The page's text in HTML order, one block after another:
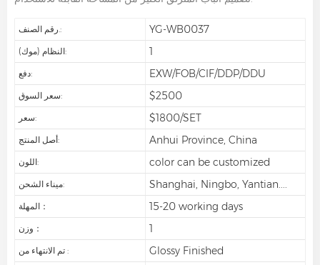
رقم الصنف.: YG-WB0037
النظام (موك): 1
دفع: EXW/FOB/CIF/DDP/DDU
سعر السوق: $2500
سعر: $1800/SET
أصل المنتج: Anhui Province, China
اللون: color can be customized
ميناء الشحن: Shanghai, Ningbo, Yantian....
المهلة： 15-20 working days
وزن： 1
تم الانتهاء من : Glossy Finished